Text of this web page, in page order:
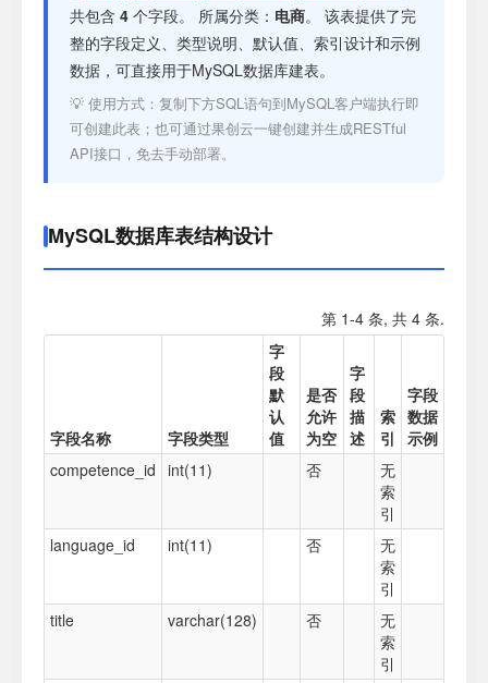
接口测试
共包含 4 个字段。 所属分类： 电商。 该表提供了完
整的字段定义、类型说明、默认值、索引设计和示例
数据，可直接用于MySQL数据库建表。
💡 使用方式：复制下方SQL语句到MySQL客户端执行即
可创建此表；也可通过果创云一键创建并生成RESTful
API接口，免去手动部署。
MySQL数据库表结构设计
第 1-4 条, 共 4 条.
字段名称 字段类型
字
段
默
认
值
是否
允许
为空
字
段
描
述
索
引
字段
数据
示例
competence_id int(11) 否
无
索
引
language_id
int(11) 否
无
索
引
title
varchar(128) 否
无
索
引